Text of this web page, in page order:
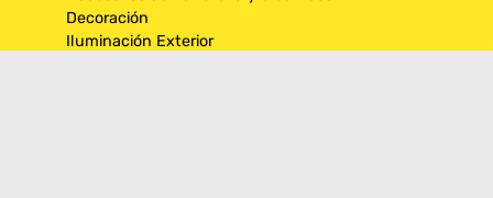
Decoración
Iluminación Exterior